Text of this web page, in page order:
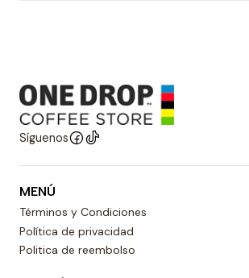
Síguenos
MENÚ
Términos y Condiciones
Política de privacidad
Politica de reembolso